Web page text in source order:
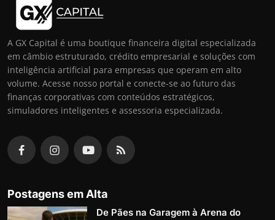
A GX Capital é uma boutique financeira digital especializada
em câmbio estruturado, crédito empresarial e soluções com
inteligência artificial para empresas que operam em alto
volume. Acesse nosso portal e conecte-se ao futuro das
finanças corporativas com conteúdos estratégicos,
simuladores inteligentes e assessoria especializada.
Postagens em Alta
De Pães na Garagem à Arena do